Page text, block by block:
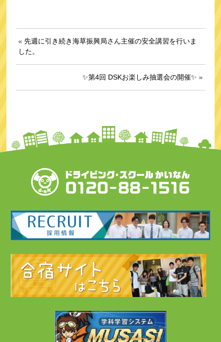
« 先週に引き続き海草振興局さん主催の安全講習を行いま
した。
✨第4回 DSKお楽しみ抽選会の開催✨ »